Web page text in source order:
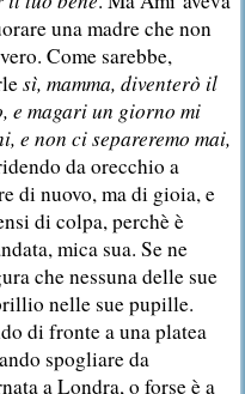
una madre che non
Come sarebbe,
sì, mamma, diventerò il
e magari un giorno mi
e non ci separeremo mai,
da orecchio a
di nuovo, ma di gioia, e
di colpa, perchè è
mica sua. Se ne
che nessuna delle sue
nelle sue pupille.
di fronte a una platea
spogliare da
a Londra, o forse è a